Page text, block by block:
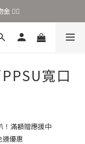
👉🏻
寬口
滿額贈應援中
運優惠